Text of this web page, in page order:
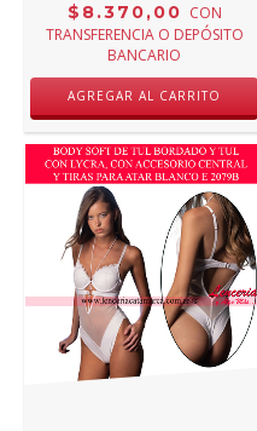
$8.370,00 CON
TRANSFERENCIA O DEPÓSITO
BANCARIO
AGREGAR AL CARRITO